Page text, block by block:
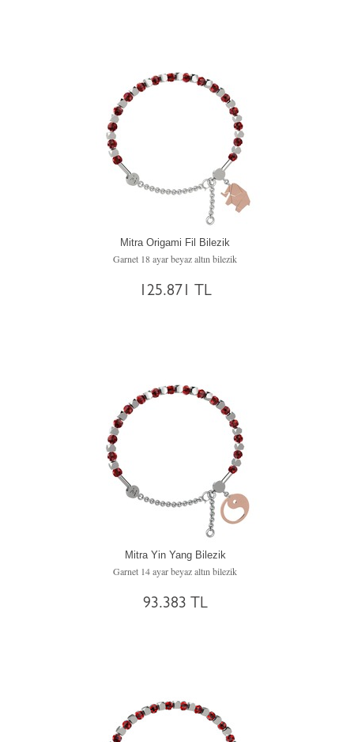
Mitra Origami Fil Bilezik
Garnet 18 ayar beyaz altın bilezik
125.871 TL
Mitra Yin Yang Bilezik
Garnet 14 ayar beyaz altın bilezik
93.383 TL